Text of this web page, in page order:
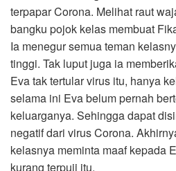
terpapar Corona. Melihat raut
bangku pojok kelas membuat
Ia menegur semua teman
tinggi. Tak luput juga ia
Eva tak tertular virus itu, hanya
selama ini Eva belum pernah
keluarganya. Sehingga dapat
negatif dari virus Corona.
kelasnya meminta maaf kepada
kurang terpuji itu.